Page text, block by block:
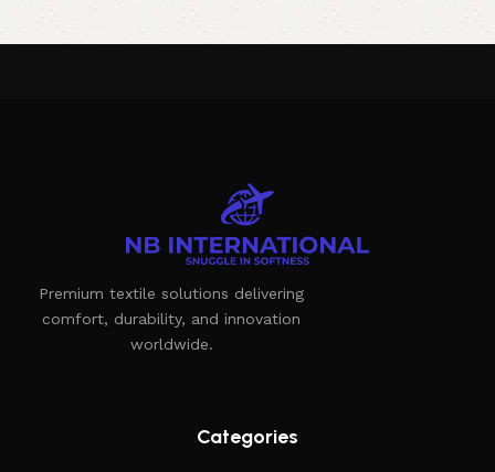
Premium textile solutions delivering
comfort, durability, and innovation
worldwide.
Categories